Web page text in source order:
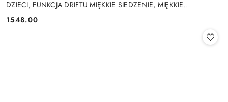
DZIECI, FUNKCJA DRIFTU MIĘKKIE SIEDZENIE, MIĘKKIE
KOŁA/SX2028 2x300W 24V9Ah
Cena:
1548.00